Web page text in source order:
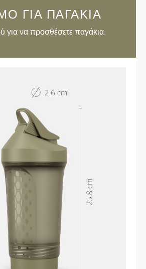
ΓΙΑ ΠΑΓΆΚΙΑ
για να προσθέσετε παγάκια.